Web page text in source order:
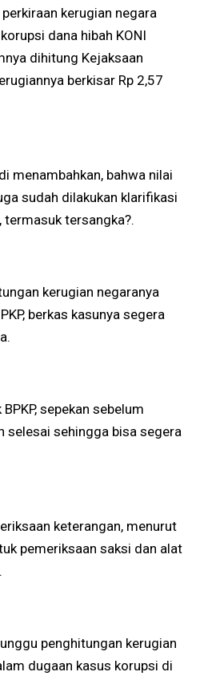
kerugian negara
dana hibah KONI
dihitung Kejaksaan
berkisar Rp 2,57
menambahkan, bahwa nilai
sudah dilakukan klarifikasi
tersangka?.
kerugian negaranya
berkas kasunya segera
sepekan sebelum
selesai sehingga bisa segera
keterangan, menurut
pemeriksaan saksi dan alat
penghitungan kerugian
dugaan kasus korupsi di